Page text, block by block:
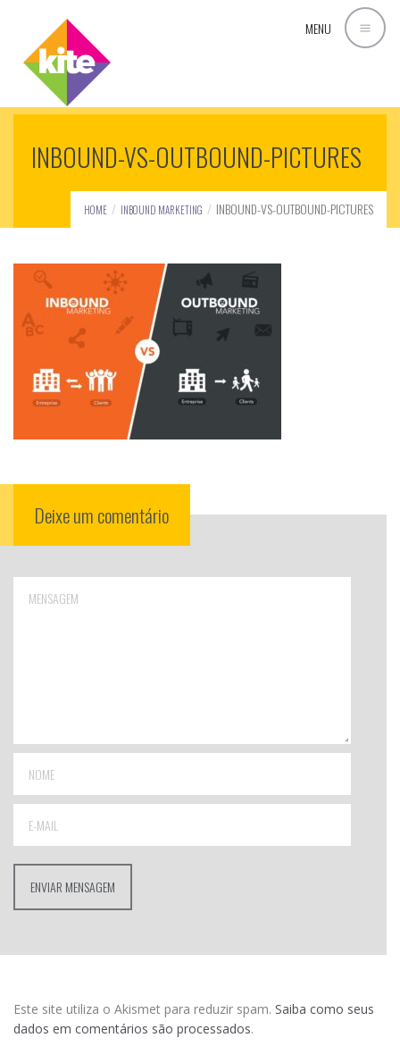
MENU
INBOUND-VS-OUTBOUND-PICTURES
HOME INBOUND MARKETING INBOUND-VS-OUTBOUND-PICTURES
Deixe um comentário
Este site utiliza o Akismet para reduzir spam. Saiba como seus
dados em comentários são processados.